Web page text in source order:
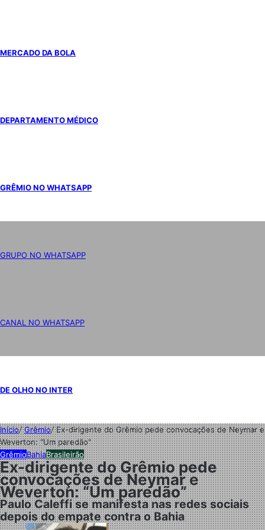
MERCADO DA BOLA
DEPARTAMENTO MÉDICO
GRÊMIO NO WHATSAPP
GRUPO NO WHATSAPP
CANAL NO WHATSAPP
DE OLHO NO INTER
Início/Grêmio/Ex-dirigente do Grêmio pede convocações de Neymar e
Weverton: “Um paredão”
GrêmioBahiaBrasileirão
Ex-dirigente do Grêmio pede
convocações de Neymar e
Weverton: “Um paredão”
Paulo Caleffi se manifesta nas redes sociais
depois do empate contra o Bahia